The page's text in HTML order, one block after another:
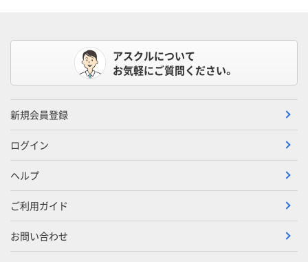
アスクルについて
お気軽にご質問ください。
新規会員登録
ログイン
ヘルプ
ご利用ガイド
お問い合わせ